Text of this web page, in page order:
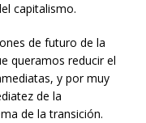
capitalismo.
de futuro de la
queramos reducir el
y por muy
de la
de la transición.